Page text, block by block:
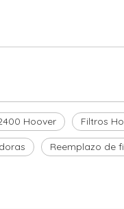
Hoover Filtros
Reemplazo de